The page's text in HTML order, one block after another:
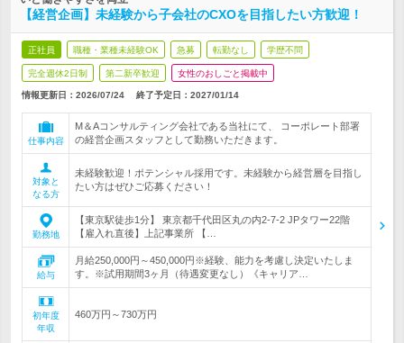
【経営企画】未経験から子会社のCXOを目指したい方歓迎！
正社員 職種・業種未経験OK 急募 転勤なし 学歴不問
完全週休2日制 第二新卒歓迎 女性のおしごと掲載中
情報更新日：2026/07/24 終了予定日： 2027/01/14
仕事内容
M＆Aコンサルティング会社である当社にて、 コーポレート部署
の経営企画スタッフとして勤務いただきます。
対象と
なる方
未経験歓迎！ポテンシャル採用です。未経験から経営層を目指し
たい方はぜひご応募ください！
勤務地
【東京駅徒歩1分】 東京都千代田区丸の内2-7-2 JPタワー22階
【雇入れ直後】上記事業所 【…
給与
月給250,000円～450,000円※経験、能力を考慮し決定いたしま
す。※試用期間3ヶ月（待遇変更なし）《キャリア…
初年度
年収
460万円～730万円